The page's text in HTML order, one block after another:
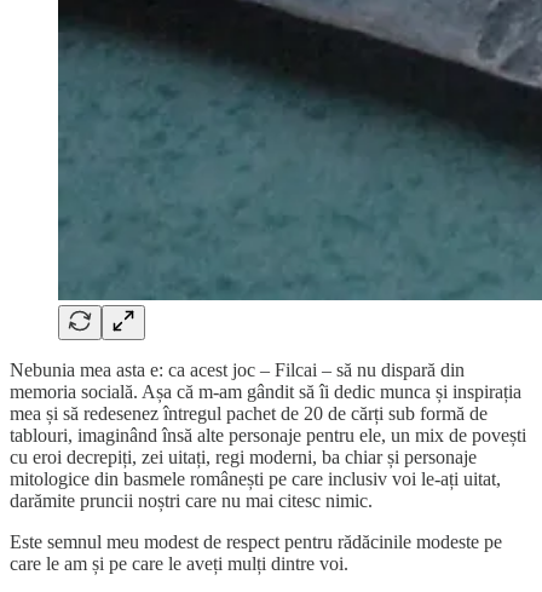
Nebunia mea asta e: ca acest joc – Filcai – să nu dispară din
memoria socială. Așa că m-am gândit să îi dedic munca și inspirația
mea și să redesenez întregul pachet de 20 de cărți sub formă de
tablouri, imaginând însă alte personaje pentru ele, un mix de povești
cu eroi decrepiți, zei uitați, regi moderni, ba chiar și personaje
mitologice din basmele românești pe care inclusiv voi le-ați uitat,
darămite pruncii noștri care nu mai citesc nimic.
Este semnul meu modest de respect pentru rădăcinile modeste pe
care le am și pe care le aveți mulți dintre voi.